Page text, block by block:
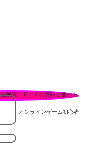
オンラインゲーム初心者